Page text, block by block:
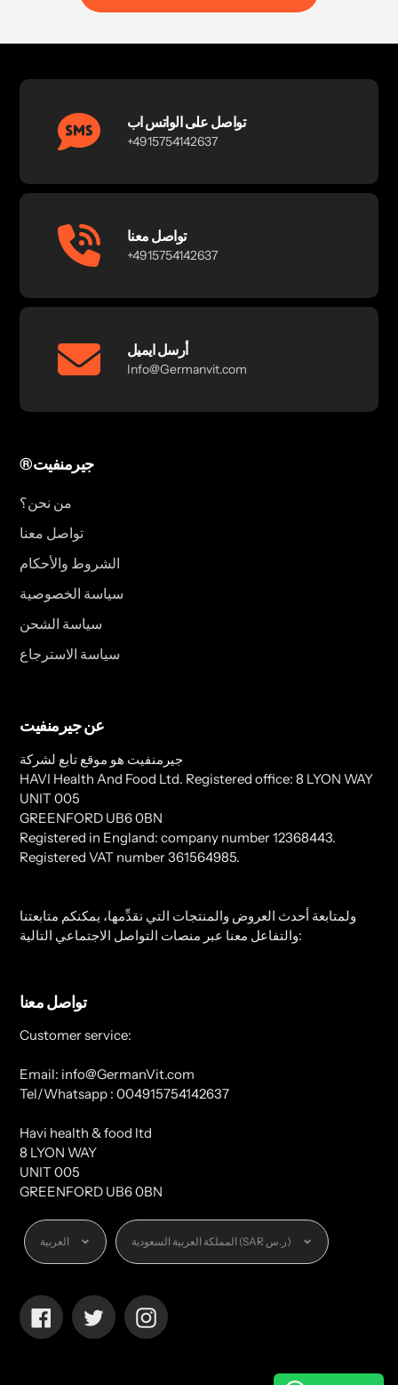
تواصل على الواتس اب
+4915754142637
تواصل معنا
+4915754142637
أرسل ايميل
Info@Germanvit.com
®جيرمنفيت
من نحن؟
تواصل معنا
الشروط والأحكام
سياسة الخصوصية
سياسة الشحن
سياسة الاسترجاع
عن جيرمنفيت
جيرمنفيت هو موقع تابع لشركة
HAVI Health And Food Ltd. Registered office: 8 LYON WAY
UNIT 005
GREENFORD UB6 0BN
Registered in England: company number 12368443.
Registered VAT number 361564985.
ولمتابعة أحدث العروض والمنتجات التي نقدِّمها، يمكنكم متابعتنا
والتفاعل معنا عبر منصات التواصل الاجتماعي التالية:
تواصل معنا
Customer service:
Email: info@GermanVit.com
Tel/Whatsapp : 004915754142637
Havi health & food ltd
8 LYON WAY
UNIT 005
GREENFORD UB6 0BN
اللغة
العربية العملة المملكة العربية السعودية (SAR ر.س)
FacebookTwitterInstagram